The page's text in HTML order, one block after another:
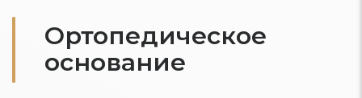
Ортопедическое
основание